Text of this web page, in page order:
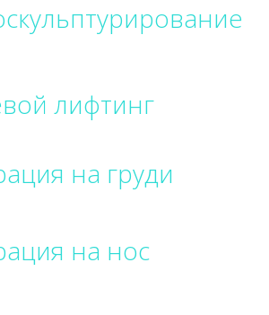
лифтинг
на груди
на нос